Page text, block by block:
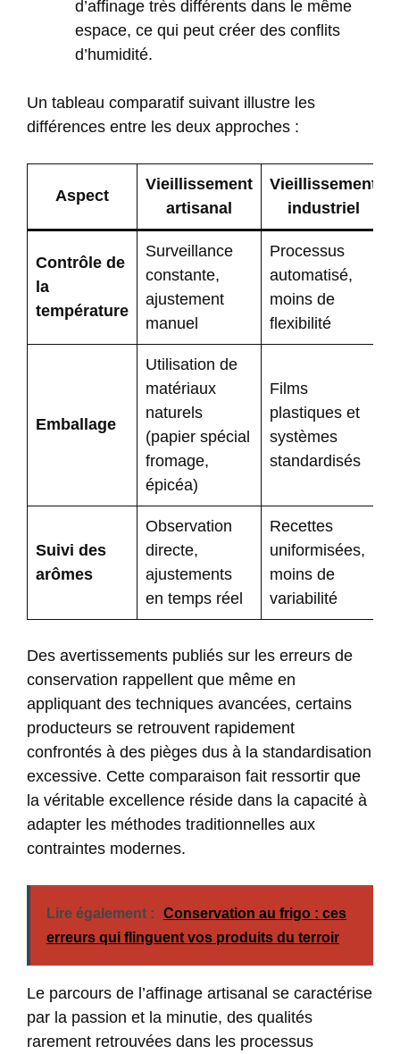
d’affinage très différents dans le même
espace, ce qui peut créer des conflits
d’humidité.
Un tableau comparatif suivant illustre les
différences entre les deux approches :
Aspect
Vieillissement
artisanal
Vieillissement
industriel
Contrôle de
la
température
Surveillance
constante,
ajustement
manuel
Processus
automatisé,
moins de
flexibilité
Emballage
Utilisation de
matériaux
naturels
(papier spécial
fromage,
épicéa)
Films
plastiques et
systèmes
standardisés
Suivi des
arômes
Observation
directe,
ajustements
en temps réel
Recettes
uniformisées,
moins de
variabilité
Des avertissements publiés sur les erreurs de
conservation rappellent que même en
appliquant des techniques avancées, certains
producteurs se retrouvent rapidement
confrontés à des pièges dus à la standardisation
excessive. Cette comparaison fait ressortir que
la véritable excellence réside dans la capacité à
adapter les méthodes traditionnelles aux
contraintes modernes.
Lire également :
Conservation au frigo : ces
erreurs qui flinguent vos produits du terroir
Le parcours de l’affinage artisanal se caractérise
par la passion et la minutie, des qualités
rarement retrouvées dans les processus